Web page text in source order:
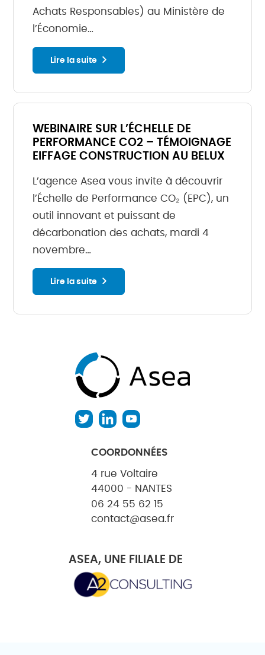
Achats Responsables) au Ministère de
l’Économie…
Lire la suite
WEBINAIRE SUR L’ÉCHELLE DE
PERFORMANCE CO2 – TÉMOIGNAGE
EIFFAGE CONSTRUCTION AU BELUX
L’agence Asea vous invite à découvrir
l’Échelle de Performance CO₂ (EPC), un
outil innovant et puissant de
décarbonation des achats, mardi 4
novembre…
Lire la suite
COORDONNÉES
4 rue Voltaire
44000 - NANTES
06 24 55 62 15
contact@asea.fr
ASEA, UNE FILIALE DE